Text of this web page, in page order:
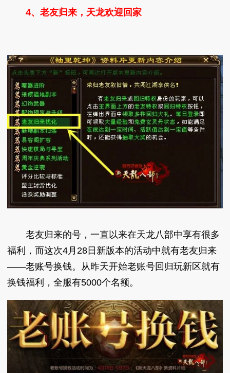
4、老友归来，天龙欢迎回家
老友归来的号，一直以来在天龙八部中享有很多
福利，而这次4月28日新版本的活动中就有老友归来
——老账号换钱。从昨天开始老账号回归玩新区就有
换钱福利，全服有5000个名额。